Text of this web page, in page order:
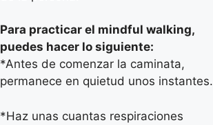
Para practicar el mindful walking,
puedes hacer lo siguiente:
*Antes de comenzar la caminata,
permanece en quietud unos instantes.
*Haz unas cuantas respiraciones